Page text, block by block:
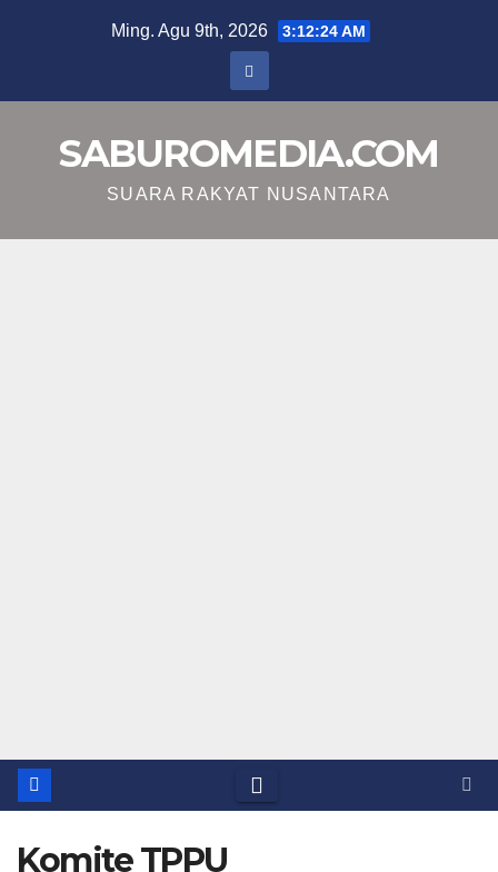
Ming. Agu 9th, 2026 3:12:24 AM
SABUROMEDIA.COM
SUARA RAKYAT NUSANTARA
Komite TPPU